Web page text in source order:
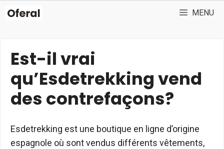
MENU
Est-il vrai
qu’Esdetrekking vend
des contrefaçons?
Esdetrekking est une boutique en ligne d’origine
espagnole où sont vendus différents vêtements,